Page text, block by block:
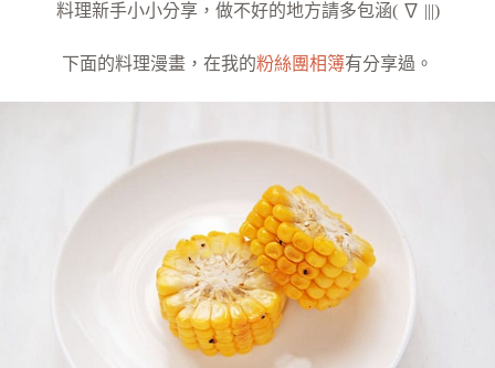
料理新手小小分享，做不好的地方請多包涵( ∇ |||)
下面的料理漫畫，在我的粉絲團相簿有分享過。